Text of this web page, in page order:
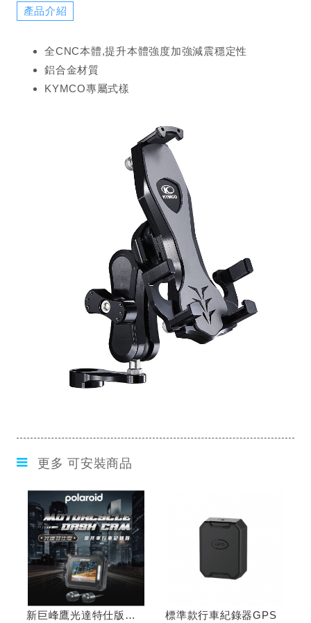
產品介紹
全CNC本體,提升本體強度加強減震穩定性
鋁合金材質
KYMCO專屬式樣
更多 可安裝商品
新巨峰鷹光達特仕版行
標準款行車紀錄器GPS